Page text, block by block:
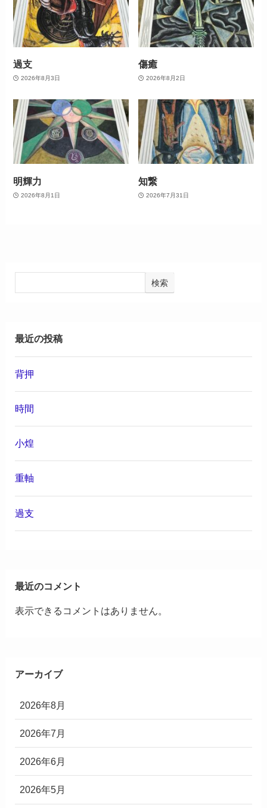
過支
2026年8月3日
傷癒
2026年8月2日
明輝力
2026年8月1日
知繋
2026年7月31日
検索
最近の投稿
背押
時間
小煌
重軸
過支
最近のコメント
表示できるコメントはありません。
アーカイブ
2026年8月
2026年7月
2026年6月
2026年5月